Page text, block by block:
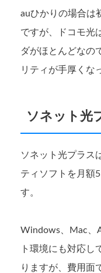
auひかりの場合は
ですが、ドコモ光
ダがほとんどなの
リティが手厚くな
ソネット光
ソネット光プラス
ティソフトを月額
す。
Windows、Mac、
ト環境にも対応し
りますが、費用面